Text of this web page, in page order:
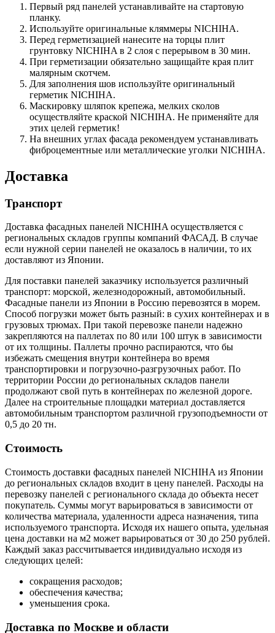
Первый ряд панелей устанавливайте на стартовую
планку.
Используйте оригинальные кляммеры NICHIHA.
Перед герметизацией нанесите на торцы плит
грунтовку NICHIHA в 2 слоя с перерывом в 30 мин.
При герметизации обязательно защищайте края плит
малярным скотчем.
Для заполнения шов используйте оригинальный
герметик NICHIHA.
Маскировку шляпок крепежа, мелких сколов
осуществляйте краской NICHIHA. Не применяйте для
этих целей герметик!
На внешних углах фасада рекомендуем устанавливать
фиброцементные или металлические уголки NICHIHA.
Доставка
Транспорт
Доставка фасадных панелей NICHIHA осуществляется с
региональных складов группы компаний ФАСАД. В случае
если нужной серии панелей не оказалось в наличии, то их
доставляют из Японии.
Для поставки панелей заказчику используется различный
транспорт: морской, железнодорожный, автомобильный.
Фасадные панели из Японии в Россию перевозятся в морем.
Способ погрузки может быть разный: в сухих контейнерах и в
грузовых трюмах. При такой перевозке панели надежно
закрепляются на паллетах по 80 или 100 штук в зависимости
от их толщины. Паллеты прочно распираются, что бы
избежать смещения внутри контейнера во время
транспортировки и погрузочно-разгрузочных работ. По
территории России до региональных складов панели
продолжают свой путь в контейнерах по железной дороге.
Далее на строительные площадки материал доставляется
автомобильным транспортом различной грузоподъемности от
0,5 до 20 тн.
Стоимость
Стоимость доставки фасадных панелей NICHIHA из Японии
до региональных складов входит в цену панелей. Расходы на
перевозку панелей с регионального склада до объекта несет
покупатель. Суммы могут варьироваться в зависимости от
количества материала, удаленности адреса назначения, типа
используемого транспорта. Исходя их нашего опыта, удельная
цена доставки на м2 может варьироваться от 30 до 250 рублей.
Каждый заказ рассчитывается индивидуально исходя из
следующих целей:
сокращения расходов;
обеспечения качества;
уменьшения срока.
Доставка по Москве и области